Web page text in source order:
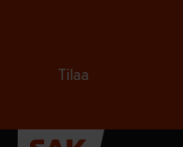
Tilaa